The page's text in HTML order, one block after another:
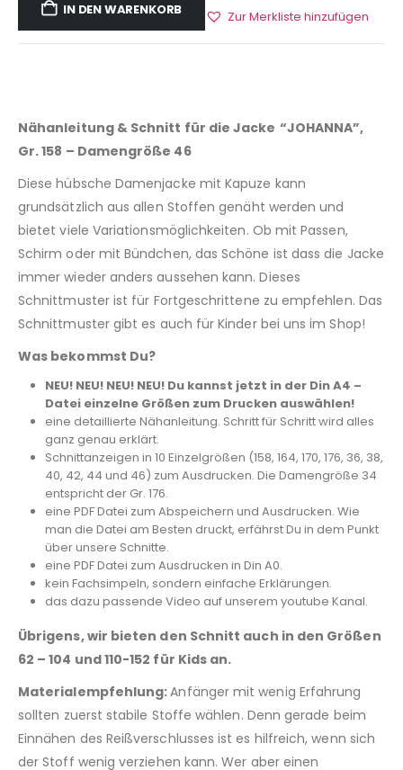
IN DEN WARENKORB Zur Merkliste hinzufügen
Nähanleitung & Schnitt für die Jacke “JOHANNA”,
Gr. 158 – Damengröße 46
Diese hübsche Damenjacke mit Kapuze kann
grundsätzlich aus allen Stoffen genäht werden und
bietet viele Variationsmöglichkeiten. Ob mit Passen,
Schirm oder mit Bündchen, das Schöne ist dass die Jacke
immer wieder anders aussehen kann. Dieses
Schnittmuster ist für Fortgeschrittene zu empfehlen. Das
Schnittmuster gibt es auch für Kinder bei uns im Shop!
Was bekommst Du?
NEU! NEU! NEU! NEU! Du kannst jetzt in der Din A4 –
Datei einzelne Größen zum Drucken auswählen!
eine detaillierte Nähanleitung. Schritt für Schritt wird alles
ganz genau erklärt.
Schnittanzeigen in 10 Einzelgrößen (158, 164, 170, 176, 36, 38,
40, 42, 44 und 46) zum Ausdrucken. Die Damengröße 34
entspricht der Gr. 176.
eine PDF Datei zum Abspeichern und Ausdrucken. Wie
man die Datei am Besten druckt, erfährst Du in dem Punkt
über unsere Schnitte.
eine PDF Datei zum Ausdrucken in Din A0.
kein Fachsimpeln, sondern einfache Erklärungen.
das dazu passende Video auf unserem youtube Kanal.
Übrigens, wir bieten den Schnitt auch in den Größen
62 – 104 und 110-152 für Kids an.
Materialempfehlung:Anfänger mit wenig Erfahrung
sollten zuerst stabile Stoffe wählen. Denn gerade beim
Einnähen des Reißverschlusses ist es hilfreich, wenn sich
der Stoff wenig verziehen kann. Wer aber einen